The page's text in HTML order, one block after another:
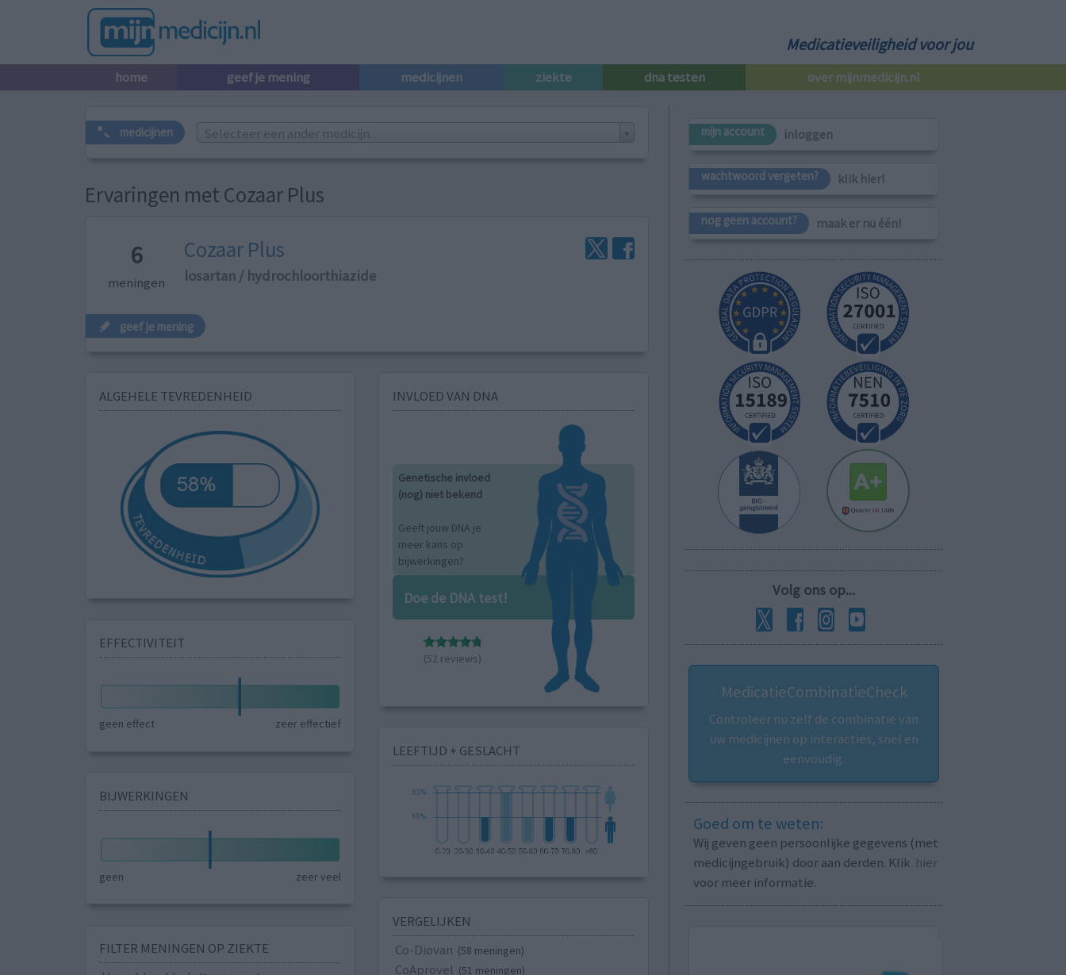
Medicatieveiligheid voor jou
home geef je mening medicijnen ziekte dna testen over mijnmedicijn.nl
medicijnen Selecteer een ander medicijn...
Ervaringen met Cozaar Plus
6
meningen
Cozaar Plus
losartan / hydrochloorthiazide
geef je mening
ALGEHELE TEVREDENHEID
EFFECTIVITEIT
geen effect zeer effectief
BIJWERKINGEN
geen zeer veel
FILTER MENINGEN OP ZIEKTE
INVLOED VAN DNA
Genetische invloed
(nog) niet bekend
Geeft jouw DNA je
meer kans op
bijwerkingen?
Doe de DNA test!
(52 reviews)
LEEFTIJD + GESLACHT
VERGELIJKEN
Co-Diovan (58 meningen)
CoAprovel (51 meningen)
mijn account inloggen
wachtwoord vergeten? klik hier!
nog geen account? maak er nu één!
Volg ons op...
MedicatieCombinatieCheck
Controleer nu zelf de combinatie van
uw medicijnen op interacties, snel en
eenvoudig.
Goed om te weten:
Wij geven geen persoonlijke gegevens (met
medicijngebruik) door aan derden. Klik hier
voor meer informatie.